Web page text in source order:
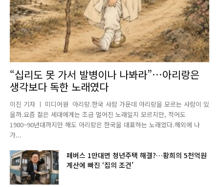
“십리도 못 가서 발병이나 나봐라”…아리랑은
생각보다 독한 노래였다
이진 기자 ㅣ 미디어원 아리랑.한국 사람 가운데 아리랑을 모르는 사람이 있
을까.요즘 젊은 세대에게는 조금 멀어진 노래일지 모르지만, 적어도
1980~90년대까지만 해도 아리랑은 한국을 대표하는 노래였다.해외에 나
가...
폐버스 1만대면 청년주택 해결?…황희의 5천억원
계산에 빠진 ‘집의 조건’